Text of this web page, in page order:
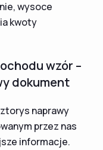
wysoce
kwoty
wzór –
dokument
naprawy
przez nas
informacje.